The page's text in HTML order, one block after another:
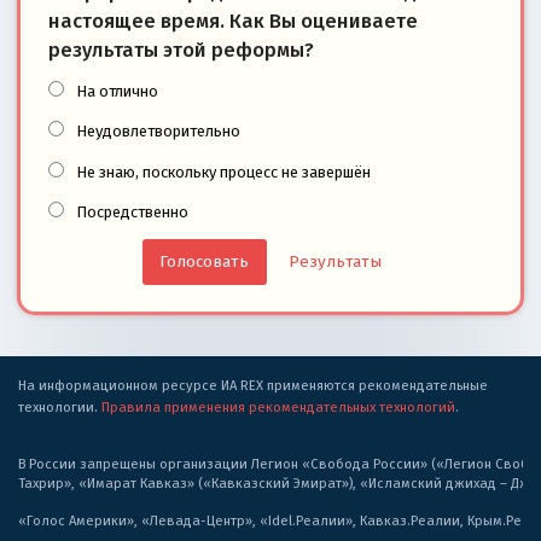
настоящее время. Как Вы оцениваете
результаты этой реформы?
На отлично
Неудовлетворительно
Не знаю, поскольку процесс не завершён
Посредственно
Результаты
На информационном ресурсе ИА REX применяются рекомендательные
технологии. Правила применения рекомендательных технологий.
В России запрещены организации Легион «Свобода России» («Легион
Тахрир», «Имарат Кавказ» («Кавказский Эмират»), «Исламский джихад –
«Голос Америки», «Левада-Центр», «Idel.Реалии», Кавказ.Реалии,